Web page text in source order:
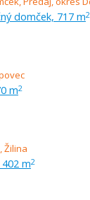
domček, 717 m2
m2
m2